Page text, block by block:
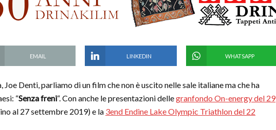
EMAIL LINKEDIN WHATSAPP
Denti, parliamo di un film che non è uscito nelle sale italiane ma che ha
“Senza freni“. Con anche le presentazioni dellegranfondo On-energy del 29
al 27 settembre 2019) e la 3end Endine Lake Olympic Triathlon del 22